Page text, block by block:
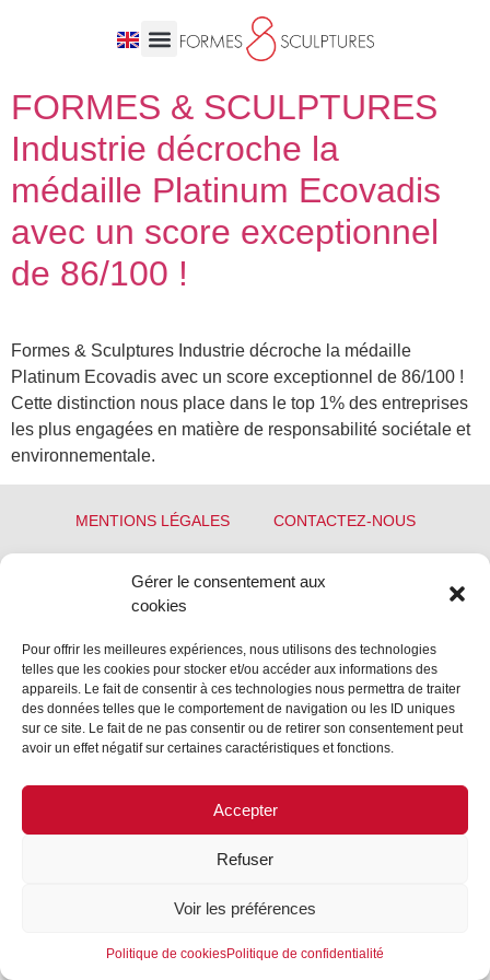
Gérer le consentement aux
cookies
Pour offrir les meilleures expériences, nous utilisons des technologies
telles que les cookies pour stocker et/ou accéder aux informations des
appareils. Le fait de consentir à ces technologies nous permettra de traiter
des données telles que le comportement de navigation ou les ID uniques
sur ce site. Le fait de ne pas consentir ou de retirer son consentement peut
avoir un effet négatif sur certaines caractéristiques et fonctions.
Accepter
Refuser
Voir les préférences
Politique de cookiesPolitique de confidentialité
FORMES & SCULPTURES
Industrie décroche la
médaille Platinum Ecovadis
avec un score exceptionnel
de 86/100 !
Formes & Sculptures Industrie décroche la médaille
Platinum Ecovadis avec un score exceptionnel de 86/100 !
Cette distinction nous place dans le top 1% des entreprises
les plus engagées en matière de responsabilité sociétale et
environnementale.
MENTIONS LÉGALES CONTACTEZ-NOUS
REJOIGNEZ-NOUS
©FORMES & SCULPTURES. 2023